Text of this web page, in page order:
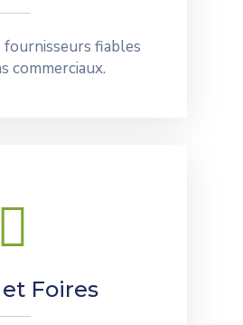
fiables
commerciaux.
Foires